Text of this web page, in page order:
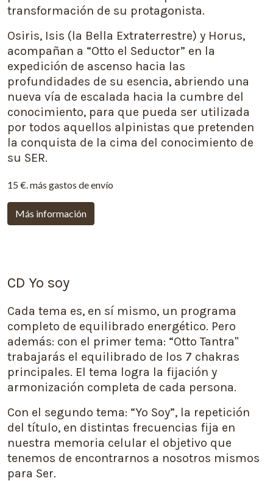
transformación de su protagonista.
Osiris, Isis (la Bella Extraterrestre) y Horus,
acompañan a “Otto el Seductor” en la
expedición de ascenso hacia las
profundidades de su esencia, abriendo una
nueva vía de escalada hacia la cumbre del
conocimiento, para que pueda ser utilizada
por todos aquellos alpinistas que pretenden
la conquista de la cima del conocimiento de
su SER.
15 €. más gastos de envío
Más información
CD Yo soy
Cada tema es, en sí mismo, un programa
completo de equilibrado energético. Pero
además: con el primer tema: “Otto Tantra"
trabajarás el equilibrado de los 7 chakras
principales. El tema logra la fijación y
armonización completa de cada persona.
Con el segundo tema: “Yo Soy”, la repetición
del título, en distintas frecuencias fija en
nuestra memoria celular el objetivo que
tenemos de encontrarnos a nosotros mismos
para Ser.